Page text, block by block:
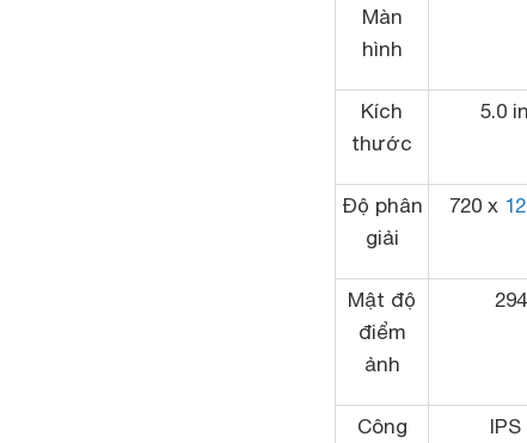
Màn
hình
Kích
thước
5.0
Độ phân
giải
720 x
Mật độ
điểm
ảnh
Công
IPS